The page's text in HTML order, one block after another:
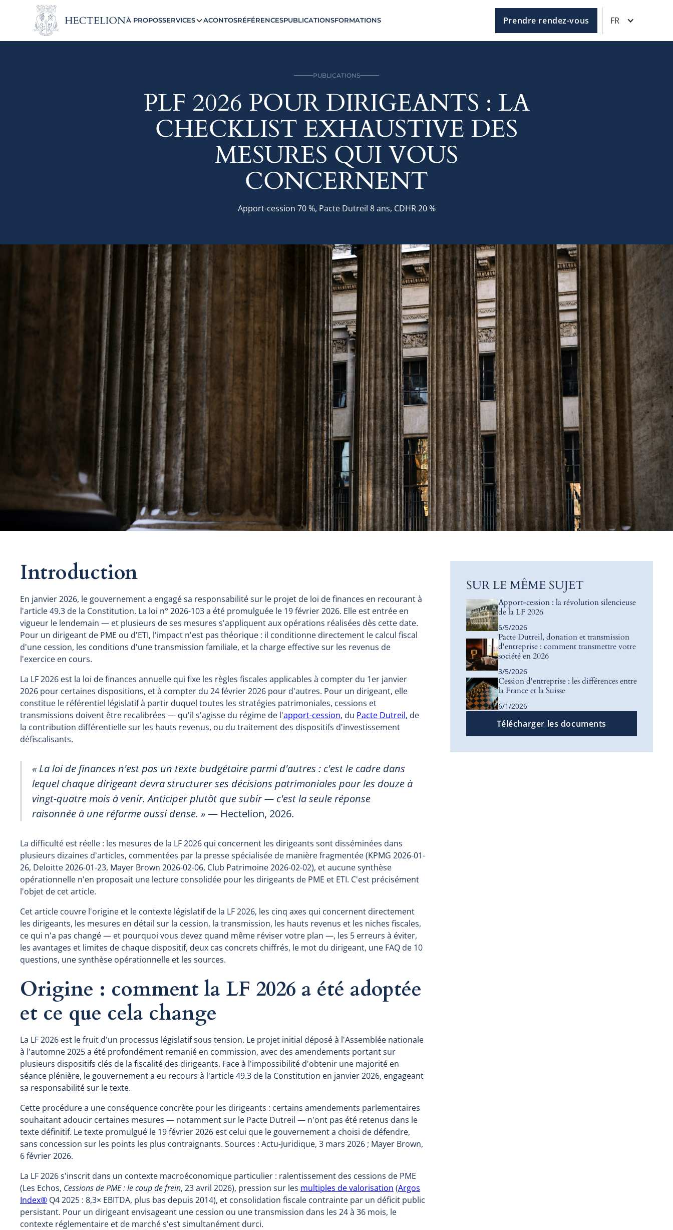
À PROPOSSERVICES ACONTOSRÉFÉRENCESPUBLICATIONSFORMATIONS Prendre rendez-vous FR
PUBLICATIONS
PLF 2026 POUR DIRIGEANTS : LA
CHECKLIST EXHAUSTIVE DES
MESURES QUI VOUS
CONCERNENT
Apport-cession 70 %, Pacte Dutreil 8 ans, CDHR 20 %
Introduction
En janvier 2026, le gouvernement a engagé sa responsabilité sur le projet de loi de finances en recourant à
l'article 49.3 de la Constitution. La loi n° 2026-103 a été promulguée le 19 février 2026. Elle est entrée en
vigueur le lendemain — et plusieurs de ses mesures s'appliquent aux opérations réalisées dès cette date.
Pour un dirigeant de PME ou d'ETI, l'impact n'est pas théorique : il conditionne directement le calcul fiscal
d'une cession, les conditions d'une transmission familiale, et la charge effective sur les revenus de
l'exercice en cours.
La LF 2026 est la loi de finances annuelle qui fixe les règles fiscales applicables à compter du 1er janvier
2026 pour certaines dispositions, et à compter du 24 février 2026 pour d'autres. Pour un dirigeant, elle
constitue le référentiel législatif à partir duquel toutes les stratégies patrimoniales, cessions et
transmissions doivent être recalibrées — qu'il s'agisse du régime de l'apport-cession, du Pacte Dutreil, de
la contribution différentielle sur les hauts revenus, ou du traitement des dispositifs d'investissement
défiscalisants.
« La loi de finances n'est pas un texte budgétaire parmi d'autres : c'est le cadre dans
lequel chaque dirigeant devra structurer ses décisions patrimoniales pour les douze à
vingt-quatre mois à venir. Anticiper plutôt que subir — c'est la seule réponse
raisonnée à une réforme aussi dense. »— Hectelion, 2026.
La difficulté est réelle : les mesures de la LF 2026 qui concernent les dirigeants sont disséminées dans
plusieurs dizaines d'articles, commentées par la presse spécialisée de manière fragmentée (KPMG 2026-01-
26, Deloitte 2026-01-23, Mayer Brown 2026-02-06, Club Patrimoine 2026-02-02), et aucune synthèse
opérationnelle n'en proposait une lecture consolidée pour les dirigeants de PME et ETI. C'est précisément
l'objet de cet article.
Cet article couvre l'origine et le contexte législatif de la LF 2026, les cinq axes qui concernent directement
les dirigeants, les mesures en détail sur la cession, la transmission, les hauts revenus et les niches fiscales,
ce qui n'a pas changé — et pourquoi vous devez quand même réviser votre plan —, les 5 erreurs à éviter,
les avantages et limites de chaque dispositif, deux cas concrets chiffrés, le mot du dirigeant, une FAQ de 10
questions, une synthèse opérationnelle et les sources.
Origine : comment la LF 2026 a été adoptée
et ce que cela change
La LF 2026 est le fruit d'un processus législatif sous tension. Le projet initial déposé à l'Assemblée nationale
à l'automne 2025 a été profondément remanié en commission, avec des amendements portant sur
plusieurs dispositifs clés de la fiscalité des dirigeants. Face à l'impossibilité d'obtenir une majorité en
séance plénière, le gouvernement a eu recours à l'article 49.3 de la Constitution en janvier 2026, engageant
sa responsabilité sur le texte.
Cette procédure a une conséquence concrète pour les dirigeants : certains amendements parlementaires
souhaitant adoucir certaines mesures — notamment sur le Pacte Dutreil — n'ont pas été retenus dans le
texte définitif. Le texte promulgué le 19 février 2026 est celui que le gouvernement a choisi de défendre,
sans concession sur les points les plus contraignants. Sources : Actu-Juridique, 3 mars 2026 ; Mayer Brown,
6 février 2026.
La LF 2026 s'inscrit dans un contexte macroéconomique particulier : ralentissement des cessions de PME
(Les Echos, Cessions de PME : le coup de frein, 23 avril 2026), pression sur les multiples de valorisation (Argos
Index® Q4 2025 : 8,3× EBITDA, plus bas depuis 2014), et consolidation fiscale contrainte par un déficit public
persistant. Pour un dirigeant envisageant une cession ou une transmission dans les 24 à 36 mois, le
contexte réglementaire et de marché s'est simultanément durci.
SUR LE MÊME SUJET
Apport-cession : la révolution silencieuse
de la LF 2026
6/5/2026
Pacte Dutreil, donation et transmission
d'entreprise : comment transmettre votre
société en 2026
3/5/2026
Cession d'entreprise : les différences entre
la France et la Suisse
6/1/2026
Télécharger les documents